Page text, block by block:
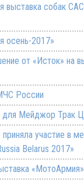
выставка собак
осень-2017»
от «Исток» на
России
для Мейджор Трак
участие в
Belarus 2017»
«МотоАрмия»